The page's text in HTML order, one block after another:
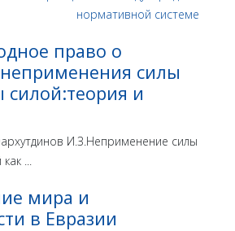
право о
силы
силой:теория и
И.З.Неприменение силы
...
мира и
в Евразии